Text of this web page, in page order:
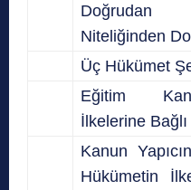
Doğrudan
Niteliğinden
Üç Hükümet
Eğitim
İlkelerine
Kanun
Hükümetin